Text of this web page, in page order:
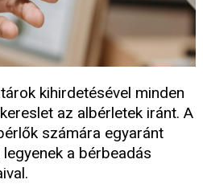
kihirdetésével minden
az albérletek iránt. A
számára egyaránt
a bérbeadás